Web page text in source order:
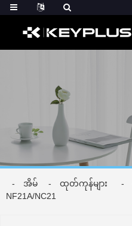
အိမ် ထုတ်ကုန်များ
NF21A/NC21